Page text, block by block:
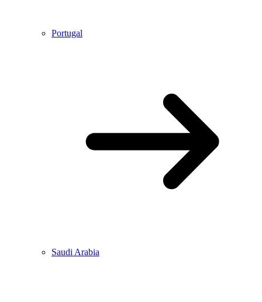
Portugal
Saudi Arabia